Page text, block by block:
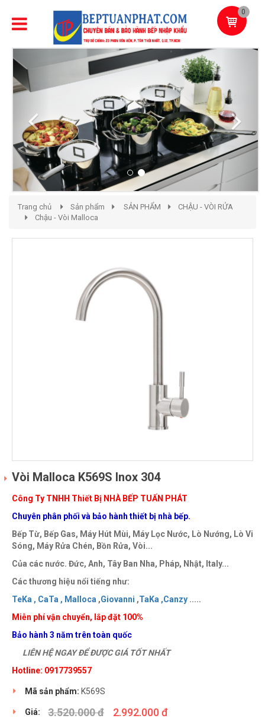
0
Previous
Trang chủ Sản phẩm SẢN PHẨM
CHẬU - VÒI RỬA
Chậu - Vòi Malloca
Vòi Malloca K569S Inox 304
Công Ty TNHH Thiết Bị NHÀ BẾP TUẤN PHÁT
Chuyên phân phối và bảo hành thiết bị nhà bếp.
Bếp Từ, Bếp Gas, Máy Hút Mùi, Máy Lọc Nước, Lò Nướng, Lò Vi
Sóng, Máy Rửa Chén, Bồn Rửa, Vòi...
Của các nước. Đức, Anh, Tây Ban Nha, Pháp, Nhật, Italy...
Các thương hiệu nổi tiếng như:
TeKa , CaTa , Malloca ,Giovanni ,TaKa ,Canzy .....
Miễn phí vận chuyển, lắp đặt 100%
Bảo hành 3 năm trên toàn quốc
LIÊN HỆ NGAY ĐỂ ĐƯỢC GIÁ TỐT NHẤT
Hotline: 0917739557
Mã sản phẩm: K569S
Giá: 3.520.000 đ 2.992.000 đ